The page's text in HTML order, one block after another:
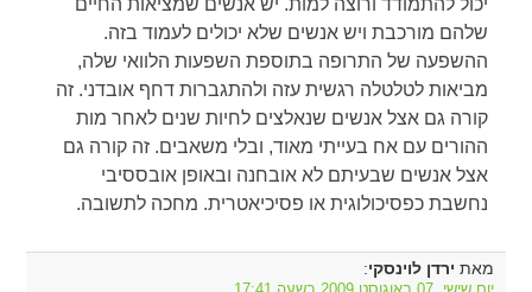
יכול להתמודד ורוצה למות. יש אנשים שמציאות החיים
שלהם מורכבת ויש אנשים שלא יכולים לעמוד בזה.
ההשפעה של התרופה בתוספת השפעות הלוואי שלה,
מביאות לטלטלה רגשית עזה ולהתגברות דחף אובדני. זה
קורה גם אצל אנשים שנאלצים לחיות שנים לאחר מות
ההורים עם אח בעייתי מאוד, ובלי משאבים. זה קורה גם
אצל אנשים שבעיתם לא אובחנה ובאופן אובססיבי
נחשבת כפסיכולוגית או פסיכיאטרית. מחכה לתשובה.
מאת ירדן לוינסקי: